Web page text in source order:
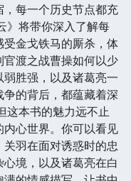
每一个历史节点都充
》将带你深入了解每
金戈铁马的厮杀，体
渡之战曹操如何以少
胜强，以及诸葛亮一
的背后，都蕴藏着深
这本书的魅力远不止
心世界。你可以看见
羽在面对诱惑时的忠
境，以及诸葛亮在白